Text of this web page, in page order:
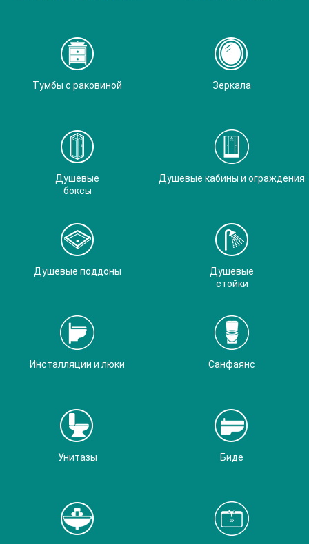
Тумбы с раковиной Зеркала
Душевые
боксы
Душевые кабины и ограждения
Душевые поддоны
Душевые
стойки
Инсталляции и люки Санфаянс
Унитазы Биде